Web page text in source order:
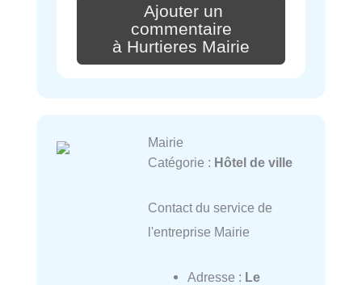
Ajouter un
commentaire
à Hurtieres Mairie
Mairie
Catégorie : Hôtel de ville
Contact du service de
l'entreprise Mairie
Adresse : Le